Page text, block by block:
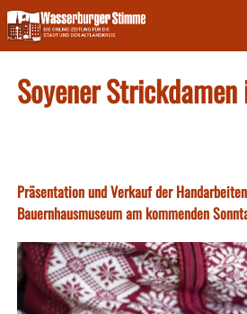
Skip
to
content
Soyener
Präsentation und Verkauf der
Bauernhausmuseum am kommenden